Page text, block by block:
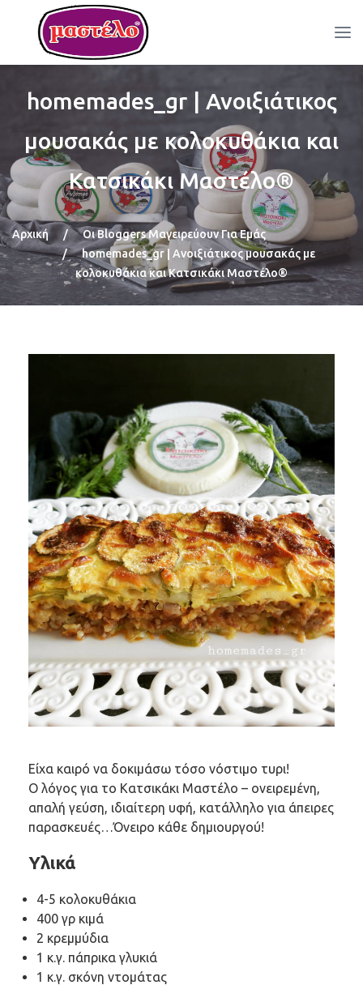
homemades_gr | Ανοιξιάτικος
μουσακάς με κολοκυθάκια και
Κατσικάκι Μαστέλο®
Αρχική /
Οι Bloggers Μαγειρεύουν Για Εμάς
/
homemades_gr | Ανοιξιάτικος μουσακάς με
κολοκυθάκια και Κατσικάκι Μαστέλο®
Είχα καιρό να δοκιμάσω τόσο νόστιμο τυρι!
Ο λόγος για το Κατσικάκι Μαστέλο – ονειρεμένη,
απαλή γεύση, ιδιαίτερη υφή, κατάλληλο για άπειρες
παρασκευές…Όνειρο κάθε δημιουργού!
Υλικά
4-5 κολοκυθάκια
400 γρ κιμά
2 κρεμμύδια
1 κ.γ. πάπρικα γλυκιά
1 κ.γ. σκόνη ντομάτας